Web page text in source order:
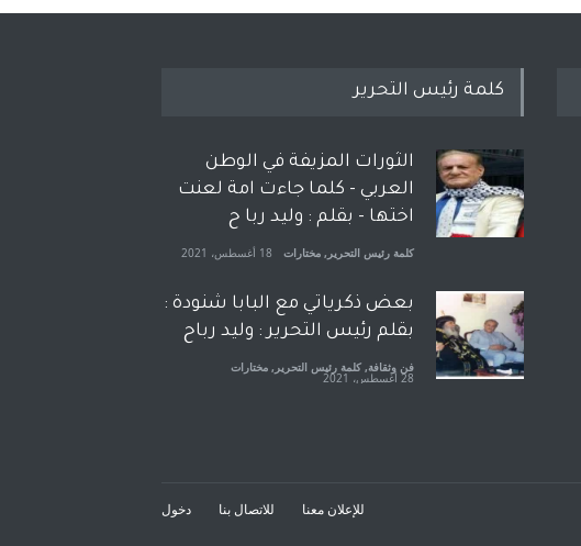
كلمة رئيس التحرير
الثورات المزيفة في الوطن
العربي - كلما جاءت امة لعنت
اختها - بقلم : وليد ربا ح
كلمة رئيس التحرير , مختارات 18 أغسطس، 2021
بعض ذكرياتي مع البابا شنودة :
بقلم رئيس التحرير : وليد رباح
فن وثقافة, كلمة رئيس التحرير , مختارات
28 أغسطس، 2021
كلمة رئيس التحرير ,
للإعلان معنا للاتصال بنا دخول